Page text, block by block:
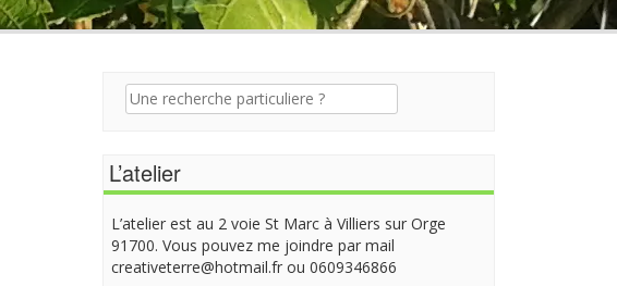
Recherche
pour:
L’atelier
L’atelier est au 2 voie St Marc à Villiers sur Orge
91700. Vous pouvez me joindre par mail
creativeterre@hotmail.fr ou 0609346866